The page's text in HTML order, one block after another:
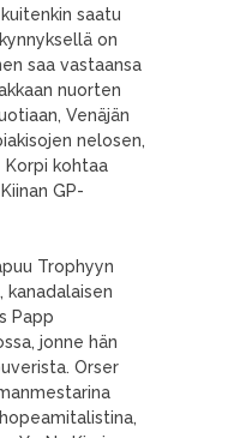
saatu
on
saa vastaansa
nuorten
Venäjän
nelosen,
Korpi kohtaa
GP-
Trophyyn
kanadalaisen
Papp
jonne hän
Orser